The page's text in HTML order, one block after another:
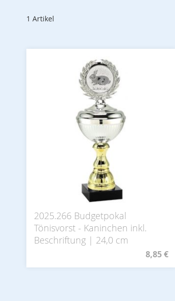
1 Artikel
2025.266 Budgetpokal
Tönisvorst - Kaninchen inkl.
Beschriftung | 24,0 cm
8,85 €